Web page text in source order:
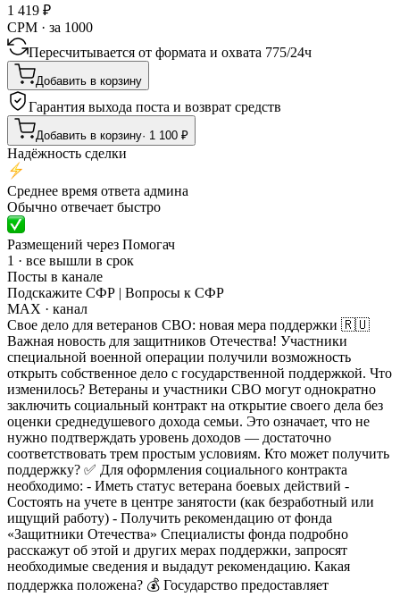
1 419 ₽
CPM · за 1000
Пересчитывается от формата и охвата 775/24ч
Добавить в корзину
Гарантия выхода поста и возврат средств
Добавить в корзину· 1 100 ₽
Надёжность сделки
Среднее время ответа админа
Обычно отвечает быстро
Размещений через Помогач
1 · все вышли в срок
Посты в канале
Подскажите СФР | Вопросы к СФР
MAX · канал
Свое дело для ветеранов СВО: новая мера поддержки 🇷🇺
Важная новость для защитников Отечества! Участники
специальной военной операции получили возможность
открыть собственное дело с государственной поддержкой. Что
изменилось? Ветераны и участники СВО могут однократно
заключить социальный контракт на открытие своего дела без
оценки среднедушевого дохода семьи. Это означает, что не
нужно подтверждать уровень доходов — достаточно
соответствовать трем простым условиям. Кто может получить
поддержку? ✅ Для оформления социального контракта
необходимо: - Иметь статус ветерана боевых действий -
Состоять на учете в центре занятости (как безработный или
ищущий работу) - Получить рекомендацию от фонда
«Защитники Отечества» Специалисты фонда подробно
расскажут об этой и других мерах поддержки, запросят
необходимые сведения и выдадут рекомендацию. Какая
поддержка положена? 💰 Государство предоставляет